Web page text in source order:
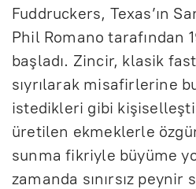
Fuddruckers, Texas’ın
Phil Romano tarafından
başladı. Zincir, klasik
sıyrılarak misafirlerine
istedikleri gibi
üretilen ekmeklerle
sunma fikriyle büyüme
zamanda sınırsız